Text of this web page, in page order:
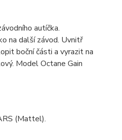
autíčka.
na další závod. Uvnitř
boční části a vyrazit na
Model Octane Gain
(Mattel).